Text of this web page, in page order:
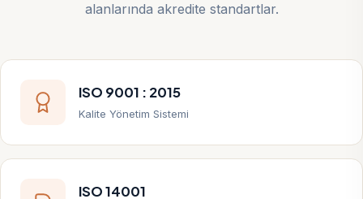
alanlarında akredite standartlar.
ISO 9001 : 2015
Kalite Yönetim Sistemi
ISO 14001